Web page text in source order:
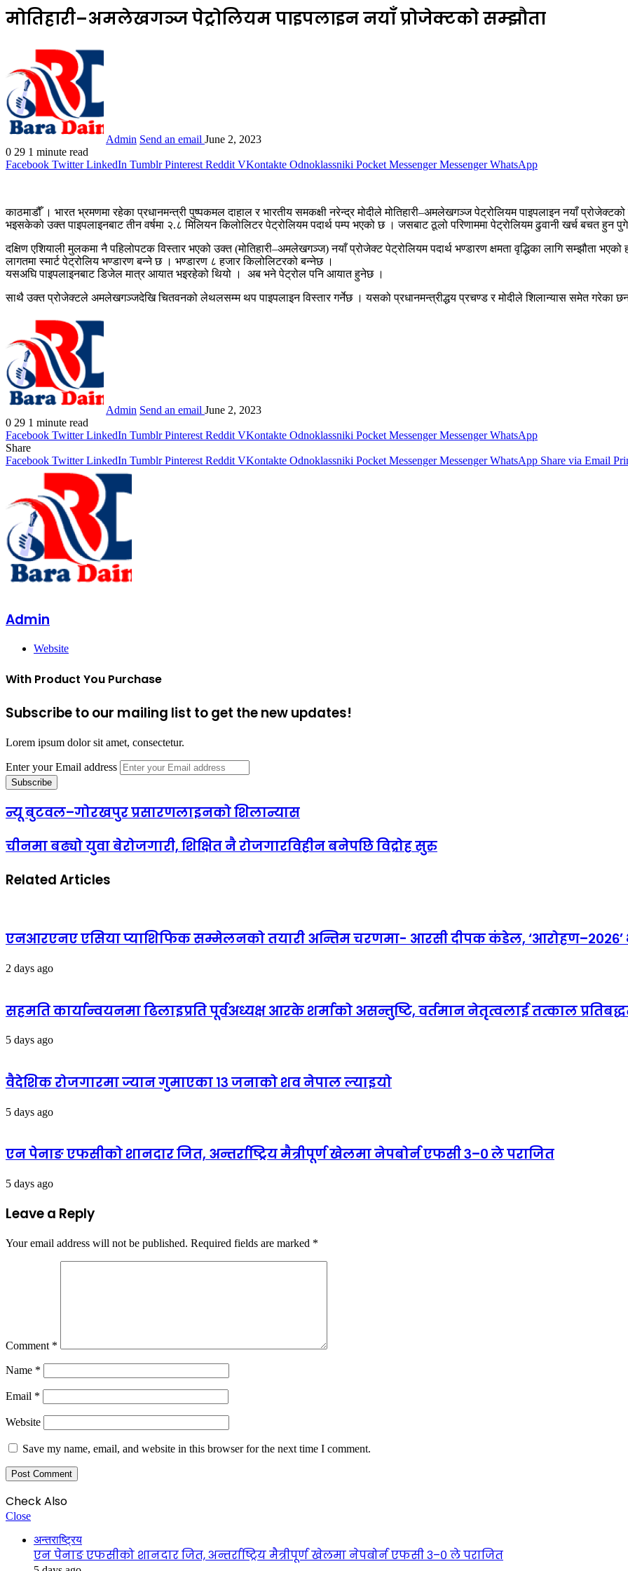
मोतिहारी–अमलेखगञ्ज पेट्रोलियम पाइपलाइन नयाँ प्रोजेक्टको सम्झौता
Admin Send an email June 2, 2023
0 29 1 minute read
Facebook Twitter LinkedIn Tumblr Pinterest Reddit VKontakte Odnoklassniki Pocket Messenger Messenger WhatsApp
काठमाडौँ । भारत भ्रमणमा रहेका प्रधानमन्त्री पुष्पकमल दाहाल र भारतीय समकक्षी नरेन्द्र मोदीले मोतिहारी–अमलेखगञ्ज पेट्रोलियम पाइपलाइन नयाँ
भइसकेको उक्त पाइपलाइनबाट तीन वर्षमा २.८ मिलियन किलोलिटर पेट्रोलियम पदार्थ पम्प भएको छ । जसबाट ठूलो परिणाममा पेट्रोलियम ढुवानी खर्च बचत हुन
दक्षिण एशियाली मुलकमा नै पहिलोपटक विस्तार भएको उक्त (मोतिहारी–अमलेखगञ्ज) नयाँ प्रोजेक्ट पेट्रोलियम पदार्थ भण्डारण क्षमता वृद्धिका लागि सम्झौता
लागतमा स्मार्ट पेट्रोलिय भण्डारण बन्ने छ । भण्डारण ८ हजार किलोलिटरको बन्नेछ ।
यसअघि पाइपलाइनबाट डिजेल मात्र आयात भइरहेको थियो । अब भने पेट्रोल पनि आयात हुनेछ ।
साथै उक्त प्रोजेक्टले अमलेखगञ्जदेखि चितवनको लेथलसम्म थप पाइपलाइन विस्तार गर्नेछ । यसको प्रधानमन्त्रीद्धय प्रचण्ड र मोदीले शिलान्यास समेत गरेका छन्
Admin Send an email June 2, 2023
0 29 1 minute read
Facebook Twitter LinkedIn Tumblr Pinterest Reddit VKontakte Odnoklassniki Pocket Messenger Messenger WhatsApp
Share
Facebook Twitter LinkedIn Tumblr Pinterest Reddit VKontakte Odnoklassniki Pocket Messenger Messenger WhatsApp Share via Email
Admin
Website
With Product You Purchase
Subscribe to our mailing list to get the new updates!
Lorem ipsum dolor sit amet, consectetur.
Enter your Email address
न्यू बुटवल–गोरखपुर प्रसारणलाइनको शिलान्यास
चीनमा बढ्यो युवा बेरोजगारी, शिक्षित नै रोजगारविहीन बनेपछि विद्रोह सुरु
Related Articles
एनआरएनए एसिया प्याशिफिक सम्मेलनको तयारी अन्तिम चरणमा- आरसी दीपक कंडेल,
2 days ago
सहमति कार्यान्वयनमा ढिलाइप्रति पूर्वअध्यक्ष आरके शर्माको असन्तुष्टि, वर्तमान नेतृत्वलाई तत्काल
5 days ago
वैदेशिक रोजगारमा ज्यान गुमाएका १३ जनाको शव नेपाल ल्याइयो
5 days ago
एन पेनाङ एफसीको शानदार जित, अन्तर्राष्ट्रिय मैत्रीपूर्ण खेलमा नेपबोर्न एफसी ३–० ले पराजित
5 days ago
Leave a Reply
Your email address will not be published. Required fields are marked *
Comment *
Name *
Email *
Website
Save my name, email, and website in this browser for the next time I comment.
Check Also
Close
अन्तराष्ट्रिय
एन पेनाङ एफसीको शानदार जित, अन्तर्राष्ट्रिय मैत्रीपूर्ण खेलमा नेपबोर्न एफसी ३–० ले पराजित